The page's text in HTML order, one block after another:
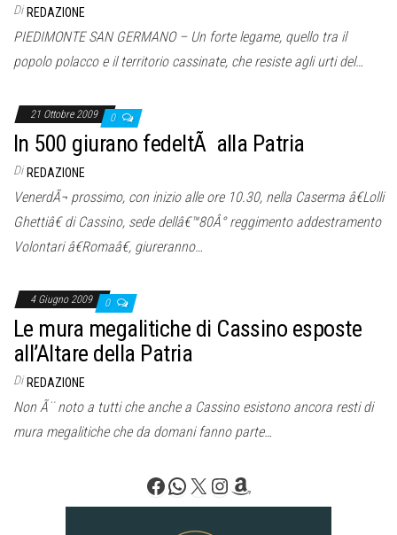
Di REDAZIONE
PIEDIMONTE SAN GERMANO – Un forte legame, quello tra il
popolo polacco e il territorio cassinate, che resiste agli urti del…
21 Ottobre 2009 0
In 500 giurano fedeltÃ alla Patria
Di REDAZIONE
VenerdÃ¬ prossimo, con inizio alle ore 10.30, nella Caserma â€Lolli
Ghettiâ€ di Cassino, sede dellâ€™80Â° reggimento addestramento
Volontari â€Romaâ€, giureranno…
4 Giugno 2009 0
Le mura megalitiche di Cassino esposte
all’Altare della Patria
Di REDAZIONE
Non Ã¨ noto a tutti che anche a Cassino esistono ancora resti di
mura megalitiche che da domani fanno parte…
Facebook
WhatsApp
X Instagram
Amazon